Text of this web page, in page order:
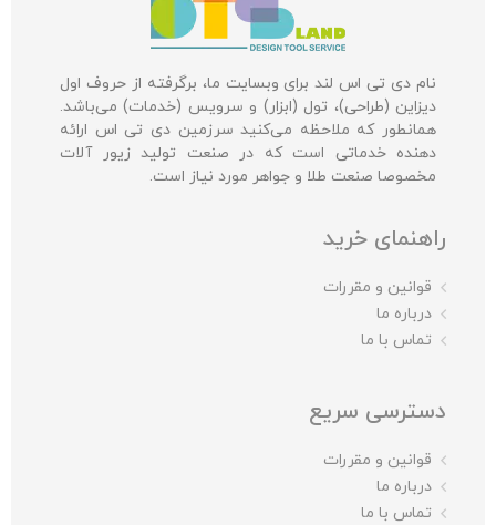
نام دی تی اس لند برای وبسایت ما، برگرفته از حروف اول
دیزاین (طراحی)، تول (ابزار) و سرویس (خدمات) می‌باشد.
همانطور که ملاحظه می‌کنید سرزمین دی تی اس ارائه
دهنده خدماتی است که در صنعت تولید زیور آلات
مخصوصا صنعت طلا و جواهر مورد نیاز است.
راهنمای خرید
قوانین و مقررات
درباره ما
تماس با ما
دسترسی سریع
قوانین و مقررات
درباره ما
تماس با ما